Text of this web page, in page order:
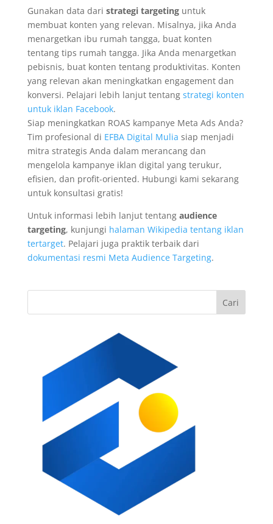
Gunakan data dari strategi targetinguntuk
membuat konten yang relevan. Misalnya, jika Anda
menargetkan ibu rumah tangga, buat konten
tentang tips rumah tangga. Jika Anda menargetkan
pebisnis, buat konten tentang produktivitas. Konten
yang relevan akan meningkatkan engagement dan
konversi. Pelajari lebih lanjut tentang strategi konten
untuk iklan Facebook.
Siap meningkatkan ROAS kampanye Meta Ads Anda?
Tim profesional di EFBA Digital Mulia siap menjadi
mitra strategis Anda dalam merancang dan
mengelola kampanye iklan digital yang terukur,
efisien, dan profit-oriented. Hubungi kami sekarang
untuk konsultasi gratis!
Untuk informasi lebih lanjut tentang audience
targeting, kunjungi halaman Wikipedia tentang iklan
tertarget. Pelajari juga praktik terbaik dari
dokumentasi resmi Meta Audience Targeting.
Cari